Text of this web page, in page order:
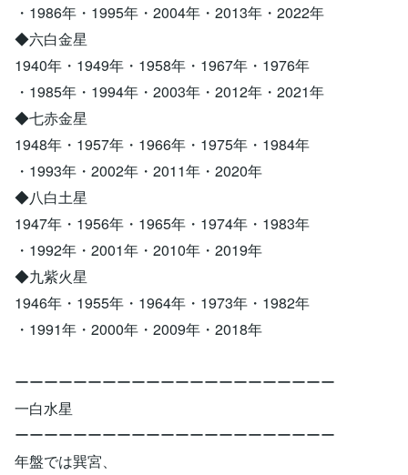
・1986年・1995年・2004年・2013年・2022年
◆六白金星
1940年・1949年・1958年・1967年・1976年
・1985年・1994年・2003年・2012年・2021年
◆七赤金星
1948年・1957年・1966年・1975年・1984年
・1993年・2002年・2011年・2020年
◆八白土星
1947年・1956年・1965年・1974年・1983年
・1992年・2001年・2010年・2019年
◆九紫火星
1946年・1955年・1964年・1973年・1982年
・1991年・2000年・2009年・2018年
ーーーーーーーーーーーーーーーーーーーーーー
一白水星
ーーーーーーーーーーーーーーーーーーーーーー
年盤では巽宮、